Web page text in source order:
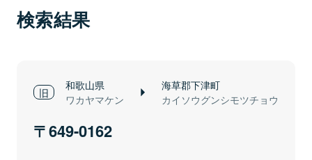
検索結果
和歌山県
ワカヤマケン
海草郡下津町
カイソウグンシモツチョウ
649-0162